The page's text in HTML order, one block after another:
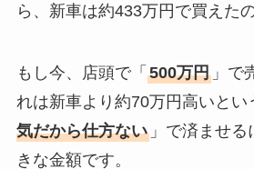
ら、新車は約433万円で買えたの
もし今、店頭で「 500万円」で
れは新車より約70万円高いとい
気だから仕方ない」で済ませる
きな金額です。